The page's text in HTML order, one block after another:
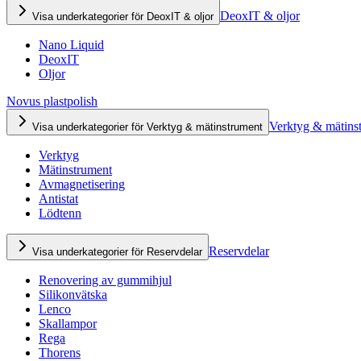
Visa underkategorier för DeoxIT & oljor DeoxIT & oljor
Nano Liquid
DeoxIT
Oljor
Novus plastpolish
Visa underkategorier för Verktyg & mätinstrument Verktyg &
Verktyg
Mätinstrument
Avmagnetisering
Antistat
Lödtenn
Visa underkategorier för Reservdelar Reservdelar
Renovering av gummihjul
Silikonvätska
Lenco
Skallampor
Rega
Thorens